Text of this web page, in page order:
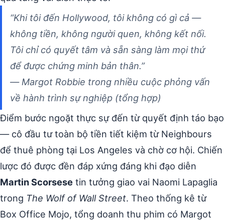
“Khi tôi đến Hollywood, tôi không có gì cả —
không tiền, không người quen, không kết nối.
Tôi chỉ có quyết tâm và sẵn sàng làm mọi thứ
để được chứng minh bản thân.”
— Margot Robbie trong nhiều cuộc phỏng vấn
về hành trình sự nghiệp (tổng hợp)
Điểm bước ngoặt thực sự đến từ quyết định táo bạo
— cô đầu tư toàn bộ tiền tiết kiệm từ Neighbours
để thuê phòng tại Los Angeles và chờ cơ hội. Chiến
lược đó được đền đáp xứng đáng khi đạo diễn
Martin Scorsese tin tưởng giao vai Naomi Lapaglia
trong The Wolf of Wall Street. Theo thống kê từ
Box Office Mojo, tổng doanh thu phim có Margot